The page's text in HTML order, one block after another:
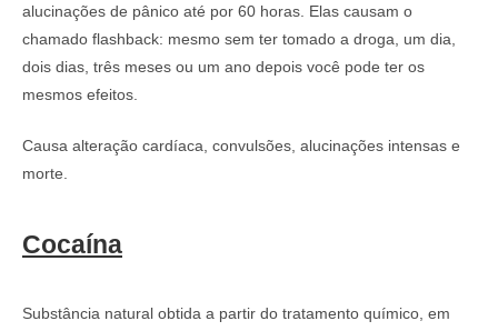
alucinações de pânico até por 60 horas. Elas causam o
chamado flashback: mesmo sem ter tomado a droga, um dia,
dois dias, três meses ou um ano depois você pode ter os
mesmos efeitos.
Causa alteração cardíaca, convulsões, alucinações intensas e
morte.
Cocaína
Substância natural obtida a partir do tratamento químico, em